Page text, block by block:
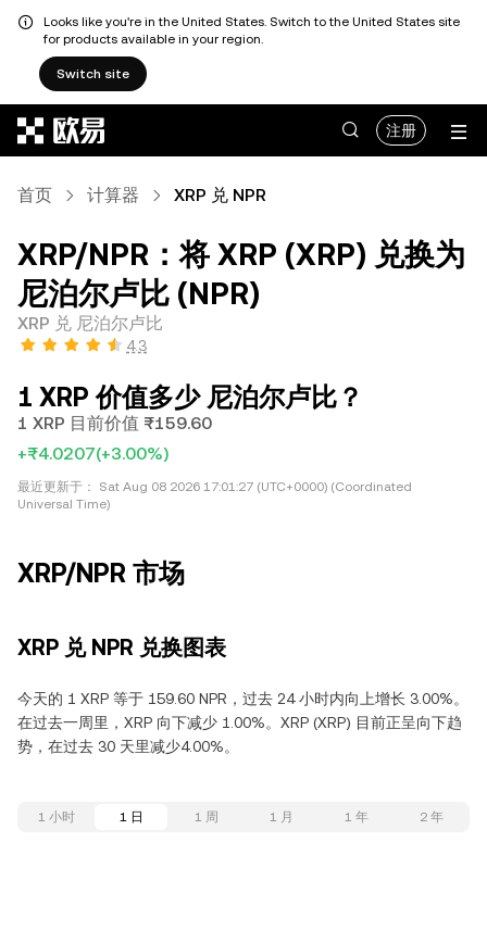
Looks like you're in the United States. Switch to the United States site
for products available in your region.
Switch site
注册
首页 计算器 XRP 兑 NPR
XRP/NPR：将 XRP (XRP) 兑换为
尼泊尔卢比 (NPR)
XRP 兑 尼泊尔卢比
4.3
1 XRP 价值多少 尼泊尔卢比？
1 XRP 目前价值 ₨159.60
+₨4.0207(+3.00%)
最近更新于：
Sat Aug 08 2026 17:01:27 (UTC+0000) (Coordinated
Universal Time)
XRP/NPR 市场
XRP 兑 NPR 兑换图表
今天的 1 XRP 等于 159.60 NPR，过去 24 小时内向上增长 3.00%。
在过去一周里，XRP 向下减少 1.00%。XRP (XRP) 目前正呈向下趋
势，在过去 30 天里减少4.00%。
1 小时 1 日 1 周 1 月 1 年 2 年